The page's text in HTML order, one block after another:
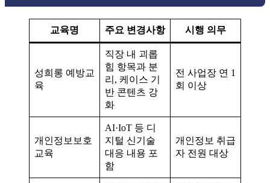
교육명 주요 변경사항 시행 의무
성희롱 예방교
육
직장 내 괴롭
힘 항목과 분
리, 케이스 기
반 콘텐츠 강
화
전 사업장 연 1
회 이상
개인정보보호
교육
AI·IoT 등 디
지털 신기술
대응 내용 포
함
개인정보 취급
자 전원 대상